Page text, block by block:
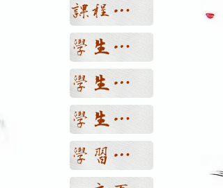
課程架構
學生活動
學生獲獎
學生佳作
學習資源